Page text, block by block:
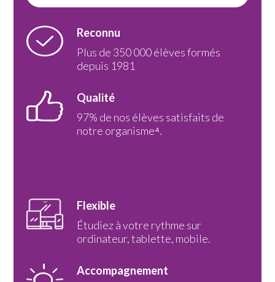
Reconnu
Plus de 350 000 élèves formés
depuis 1981
Qualité
97% de nos élèves satisfaits de
notre organisme⁴.
Flexible
Étudiez à votre rythme sur
ordinateur, tablette, mobile.
Accompagnement